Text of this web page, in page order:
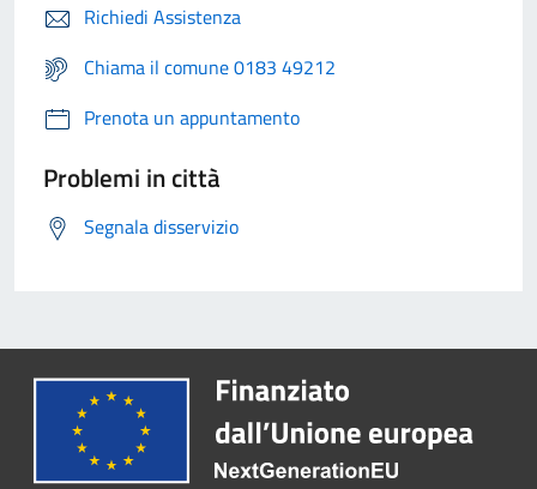
Richiedi Assistenza
Chiama il comune 0183 49212
Prenota un appuntamento
Problemi in città
Segnala disservizio